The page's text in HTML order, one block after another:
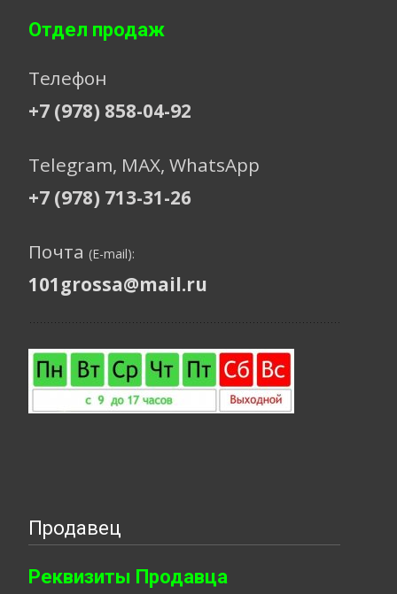
Отдел продаж
Телефон
+7 (978) 858-04-92
Telegram, МАХ, WhatsApp
+7 (978) 713-31-26
Почта (E-mail):
101grossa@mail.ru
Продавец
Реквизиты Продавца